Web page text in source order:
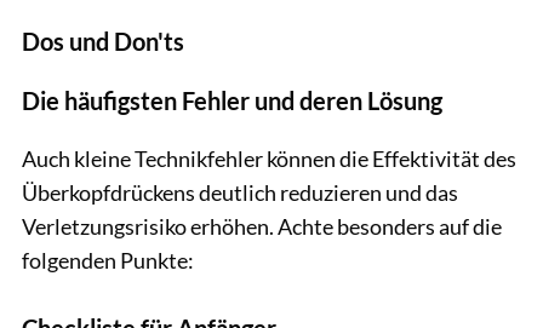
Dos und Don'ts
Die häufigsten Fehler und deren Lösung
Auch kleine Technikfehler können die Effektivität des
Überkopfdrückens deutlich reduzieren und das
Verletzungsrisiko erhöhen. Achte besonders auf die
folgenden Punkte: